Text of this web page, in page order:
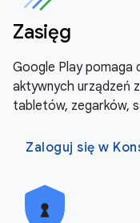
Zasięg
Google Play pomaga
aktywnych urządzeń
tabletów, zegarków,
Zaloguj się w